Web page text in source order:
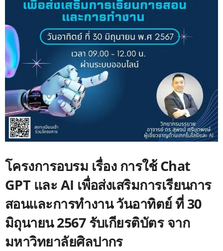
โครงการอบรม เรื่อง การใช้ Chat
GPT และ AI เพื่อส่งเสริมการเรียนการ
สอนและการทำงาน วันอาทิตย์ ที่ 30
มิถุนายน 2567 รับเกียรติบัตร จาก
มหาวิทยาลัยศิลปากร